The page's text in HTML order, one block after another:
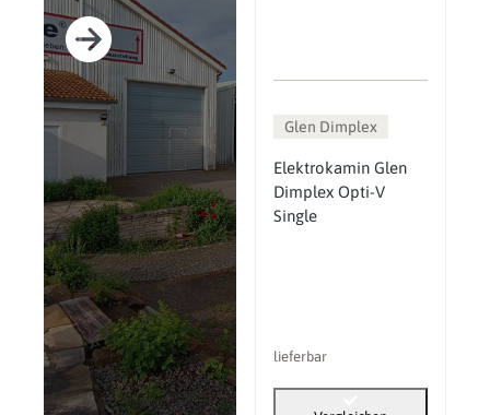
Glen Dimplex
Elektrokamin Glen
Dimplex Opti-V
Single
lieferbar